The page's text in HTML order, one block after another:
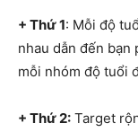
+ Thứ 1: Mỗi độ
nhau dẫn đến bạn
mỗi nhóm độ tuổi
+ Thứ 2: Target